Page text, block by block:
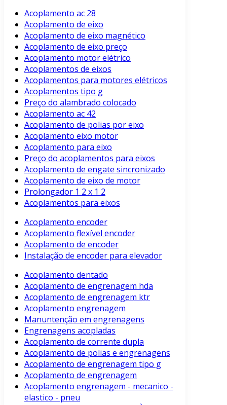
Acoplamento ac 28
Acoplamento de eixo
Acoplamento de eixo magnético
Acoplamento de eixo preço
Acoplamento motor elétrico
Acoplamentos de eixos
Acoplamentos para motores elétricos
Acoplamentos tipo g
Preço do alambrado colocado
Acoplamento ac 42
Acoplamento de polias por eixo
Acoplamento eixo motor
Acoplamento para eixo
Preço do acoplamentos para eixos
Acoplamento de engate sincronizado
Acoplamento de eixo de motor
Prolongador 1 2 x 1 2
Acoplamentos para eixos
Acoplamento encoder
Acoplamento flexível encoder
Acoplamento de encoder
Instalação de encoder para elevador
Acoplamento dentado
Acoplamento de engrenagem hda
Acoplamento de engrenagem ktr
Acoplamento engrenagem
Manuntenção em engrenagens
Engrenagens acopladas
Acoplamento de corrente dupla
Acoplamento de polias e engrenagens
Acoplamento de engrenagem tipo g
Acoplamento de engrenagem
Acoplamento engrenagem - mecanico -
elastico - pneu